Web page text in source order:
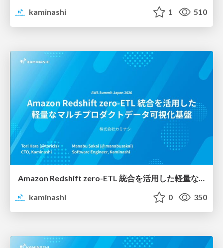
kaminashi 1 510
Amazon Redshift zero-ETL 統合を活用した軽量なマルチプロダクトデータ可視化基盤 / Lightweight Multi-Product Data Visualization with Amazon Redshift Zero-ETL
kaminashi
0 350